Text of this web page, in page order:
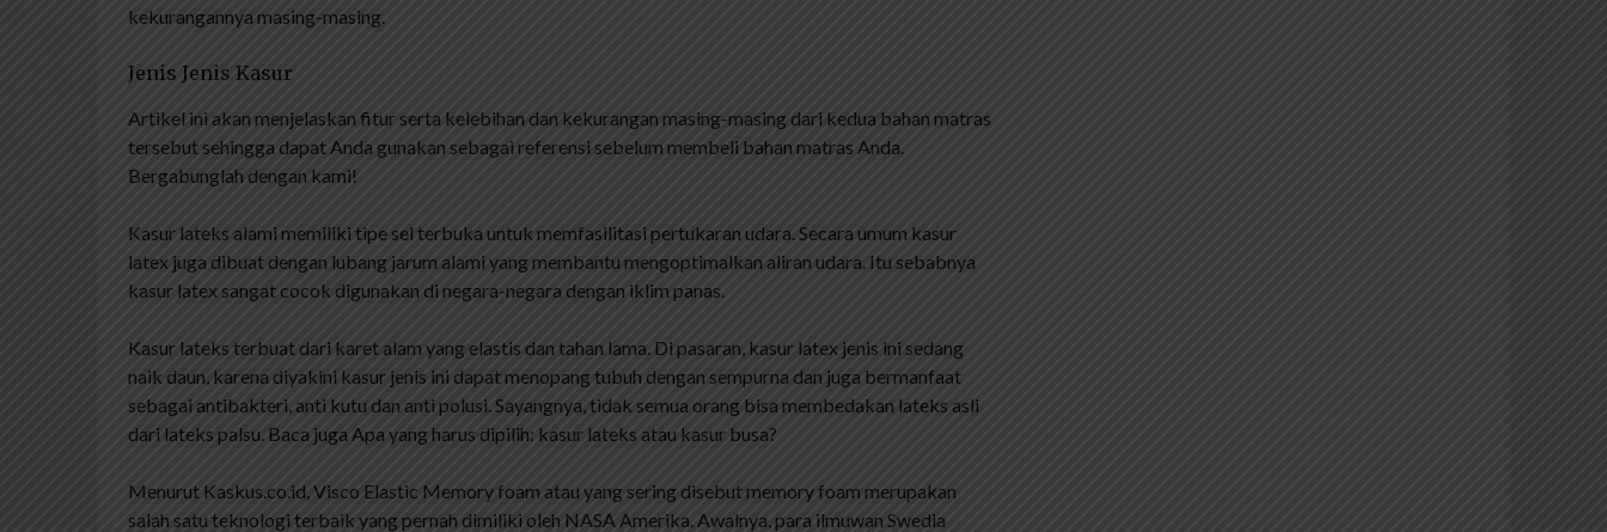
kekurangannya masing-masing.
Jenis Jenis Kasur
Artikel ini akan menjelaskan fitur serta kelebihan dan kekurangan masing-masing dari kedua bahan matras
tersebut sehingga dapat Anda gunakan sebagai referensi sebelum membeli bahan matras Anda.
Bergabunglah dengan kami!
Kasur lateks alami memiliki tipe sel terbuka untuk memfasilitasi pertukaran udara. Secara umum kasur
latex juga dibuat dengan lubang jarum alami yang membantu mengoptimalkan aliran udara. Itu sebabnya
kasur latex sangat cocok digunakan di negara-negara dengan iklim panas.
Kasur lateks terbuat dari karet alam yang elastis dan tahan lama. Di pasaran, kasur latex jenis ini sedang
naik daun, karena diyakini kasur jenis ini dapat menopang tubuh dengan sempurna dan juga bermanfaat
sebagai antibakteri, anti kutu dan anti polusi. Sayangnya, tidak semua orang bisa membedakan lateks asli
dari lateks palsu. Baca juga Apa yang harus dipilih: kasur lateks atau kasur busa?
Menurut Kaskus.co.id, Visco Elastic Memory foam atau yang sering disebut memory foam merupakan
salah satu teknologi terbaik yang pernah dimiliki oleh NASA Amerika. Awalnya, para ilmuwan Swedia